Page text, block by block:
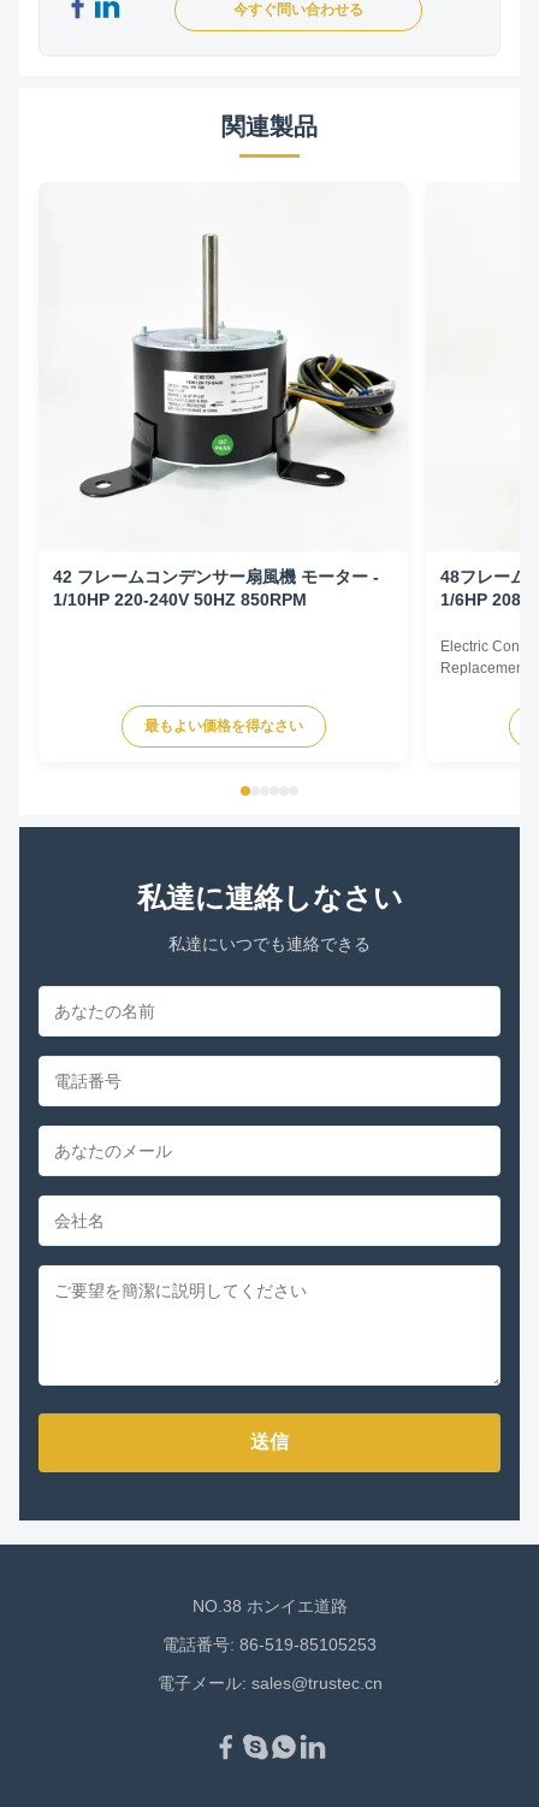
今すぐ問い合わせる
関連製品
42 フレームコンデンサー扇風機 モーター -
1/10HP 220-240V 50HZ 850RPM
最もよい価格を得なさい
48フレーム
1/6HP 208-
Electric
Replacement
HP Voltage
YDK140-
私達に連絡しなさい
私達にいつでも連絡できる
送信
NO.38 ホンイエ道路
電話番号: 86-519-85105253
電子メール: sales@trustec.cn